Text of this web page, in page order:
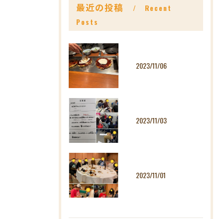
最近の投稿
Recent
Posts
2023/11/06
2023/11/03
2023/11/01